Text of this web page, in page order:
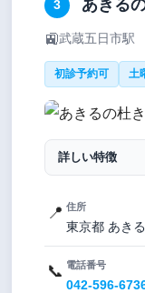
3 あきる
🚉武蔵五日市駅
初診予約可 土
詳しい特徴
📍 住所
東京都 あき
📞 電話番号
042-596-